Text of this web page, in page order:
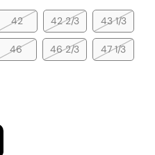
42 42 2/3 43 1/3
46 46 2/3 47 1/3